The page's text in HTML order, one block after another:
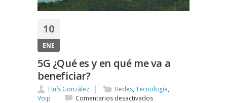
10
ENE
5G ¿Qué es y en qué me va a
beneficiar?
Lluís Gonzàlez Redes, Tecnología,
Voip
Comentarios desactivadosen